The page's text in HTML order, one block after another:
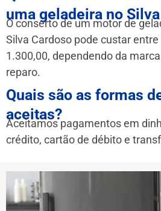
uma geladeira no
O conserto de um motor de
Silva Cardoso pode custar entre
1.300,00, dependendo da
reparo.
Quais são as formas
aceitas?
Aceitamos pagamentos em
crédito, cartão de débito e